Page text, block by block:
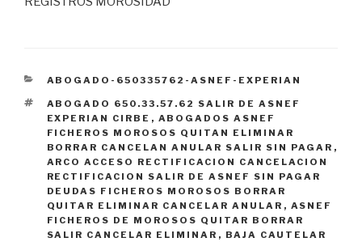
CATEGORÍAS
ABOGADO-650335762-ASNEF-EXPERIAN
ETIQUETAS
ABOGADO 650.33.57.62 SALIR DE ASNEF
EXPERIAN CIRBE , ABOGADOS ASNEF
FICHEROS MOROSOS QUITAN ELIMINAR
BORRAR CANCELAN ANULAR SALIR SIN PAGAR ,
ARCO ACCESO RECTIFICACION CANCELACION
RECTIFICACION SALIR DE ASNEF SIN PAGAR
DEUDAS FICHEROS MOROSOS BORRAR
QUITAR ELIMINAR CANCELAR ANULAR , ASNEF
FICHEROS DE MOROSOS QUITAR BORRAR
SALIR CANCELAR ELIMINAR , BAJA CAUTELAR